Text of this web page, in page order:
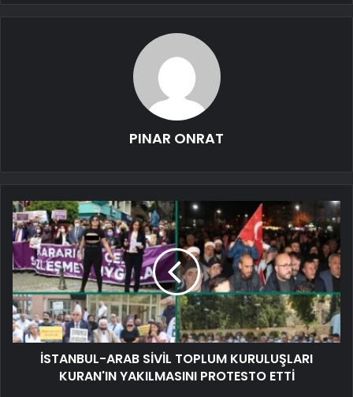
PINAR ONRAT
İSTANBUL-ARAB SİVİL TOPLUM KURULUŞLARI
KURAN'IN YAKILMASINI PROTESTO ETTİ